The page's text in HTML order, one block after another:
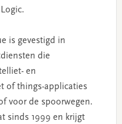
is gevestigd in
die
en
of things-applicaties
voor de spoorwegen.
sinds 1999 en krijgt